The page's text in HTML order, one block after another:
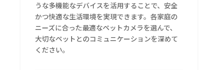
うな多機能なデバイスを活用することで、安全
かつ快適な生活環境を実現できます。各家庭の
ニーズに合った最適なペットカメラを選んで、
大切なペットとのコミュニケーションを深めて
ください。